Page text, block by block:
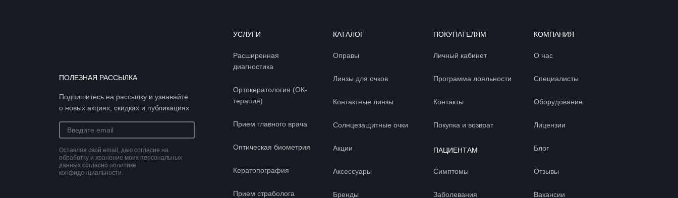
ПОЛЕЗНАЯ РАССЫЛКА
Подпишитесь на рассылку и узнавайте
о новых акциях, скидках и публикациях
Оставляя свой email, даю согласие на
обработку и хранение моих персональных
данных согласно политике
конфиденциальности.
УСЛУГИ
Расширенная
диагностика
Ортокератология (ОК-
терапия)
Прием главного врача
Оптическая биометрия
Кератопография
Прием страболога
КАТАЛОГ
Оправы
Линзы для очков
Контактные линзы
Солнцезащитные очки
Акции
Аксессуары
Бренды
ПОКУПАТЕЛЯМ
Личный кабинет
Программа лояльности
Контакты
Покупка и возврат
ПАЦИЕНТАМ
Симптомы
Заболевания
КОМПАНИЯ
О нас
Специалисты
Оборудование
Лицензии
Блог
Отзывы
Вакансии